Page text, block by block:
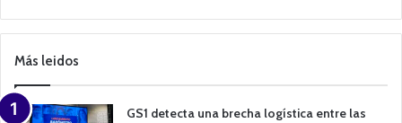
a
m
a
n
Más leidos
GS1 detecta una brecha logística entre las